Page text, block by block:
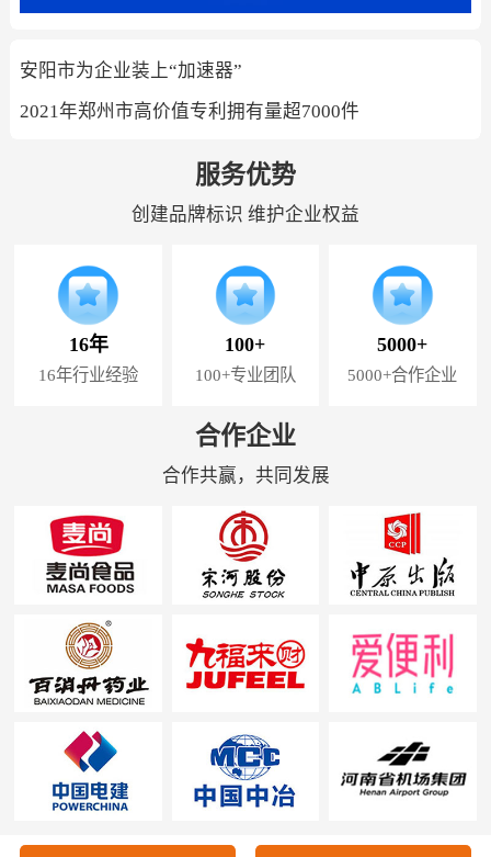
安阳市为企业装上“加速器”
2021年郑州市高价值专利拥有量超7000件
服务优势
创建品牌标识 维护企业权益
16年
16年行业经验
100+
100+专业团队
5000+
5000+合作企业
合作企业
合作共赢，共同发展